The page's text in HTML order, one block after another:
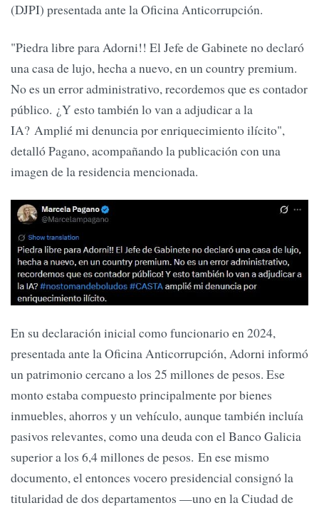
(DJPI) presentada ante la Oficina Anticorrupción.
"Piedra libre para Adorni!! El Jefe de Gabinete no declaró
una casa de lujo, hecha a nuevo, en un country premium.
No es un error administrativo, recordemos que es contador
público. ¿Y esto también lo van a adjudicar a la
IA? Amplié mi denuncia por enriquecimiento ilícito",
detalló Pagano, acompañando la publicación con una
imagen de la residencia mencionada.
En su declaración inicial como funcionario en 2024,
presentada ante la Oficina Anticorrupción, Adorni informó
un patrimonio cercano a los 25 millones de pesos. Ese
monto estaba compuesto principalmente por bienes
inmuebles, ahorros y un vehículo, aunque también incluía
pasivos relevantes, como una deuda con el Banco Galicia
superior a los 6,4 millones de pesos. En ese mismo
documento, el entonces vocero presidencial consignó la
titularidad de dos departamentos —uno en la Ciudad de